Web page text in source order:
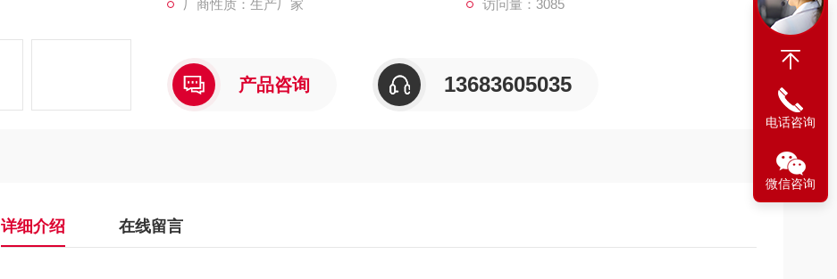
厂商性质：生产厂家 访问量：3085
产品咨询 13683605035
详细介绍 在线留言
电话咨询
微信咨询